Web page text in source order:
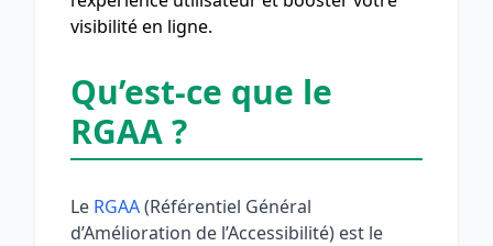
visibilité en ligne.
Qu’est-ce que le
RGAA ?
Le RGAA(Référentiel Général
d’Amélioration de l’Accessibilité) est le